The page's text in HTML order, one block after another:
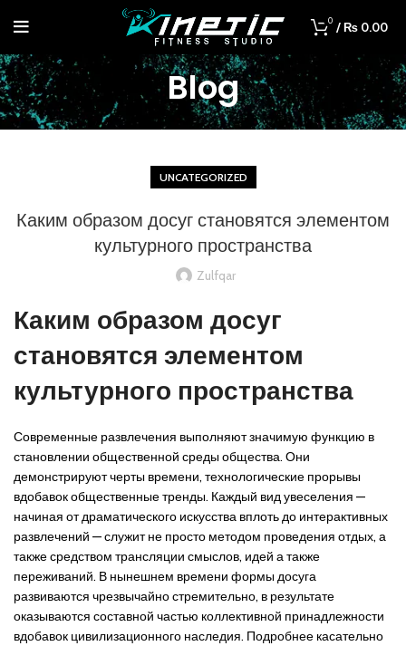
0 /₨ 0.00
Blog
UNCATEGORIZED
Каким образом досуг становятся элементом
культурного пространства
Zulfqar
Каким образом досуг
становятся элементом
культурного пространства
Современные развлечения выполняют значимую функцию в
становлении общественной среды общества. Они
демонстрируют черты времени, технологические прорывы
вдобавок общественные тренды. Каждый вид увеселения —
начиная от драматического искусства вплоть до интерактивных
развлечений — служит не просто методом проведения отдых, а
также средством трансляции смыслов, идей а также
переживаний. В нынешнем времени формы досуга
развиваются чрезвычайно стремительно, в результате
оказываются составной частью коллективной принадлежности
вдобавок цивилизационного наследия. Подробнее касательно